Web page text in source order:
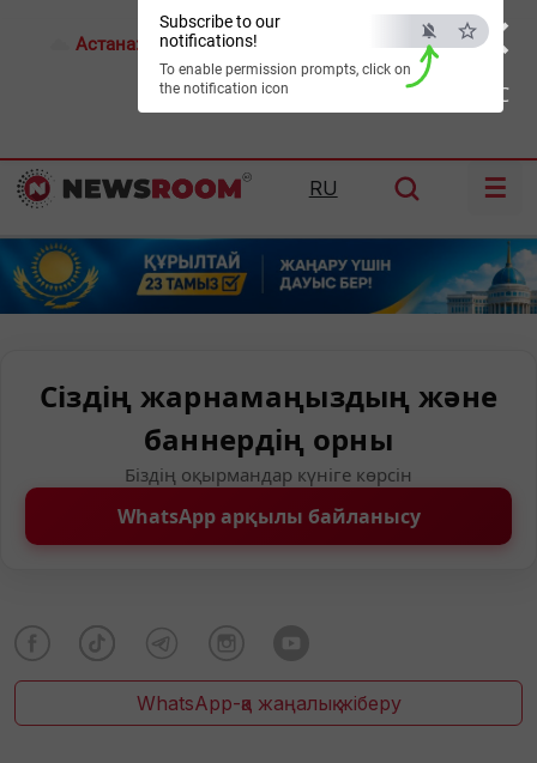
×
ESC
Subscribe to our
notifications!
To enable permission prompts, click on
the notification icon
Астана: 28°C Алматы: Шымкент:37°C
RU ☰
Сіздің жарнамаңыздың және
баннердің орны
Біздің оқырмандар күніге көрсін
WhatsApp арқылы байланысу
WhatsApp-қа жаңалық жіберу